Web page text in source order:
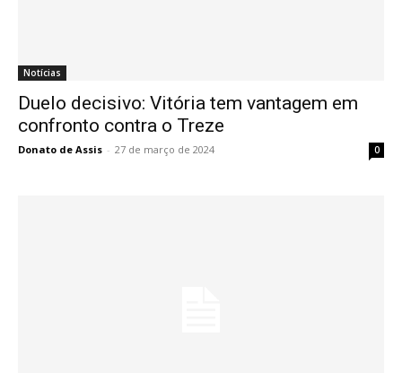
Notícias
Duelo decisivo: Vitória tem vantagem em
confronto contra o Treze
Donato de Assis - 27 de março de 2024 0